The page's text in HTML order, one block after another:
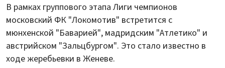
В рамках группового этапа Лиги чемпионов
московский ФК "Локомотив" встретится с
мюнхенской "Баварией", мадридским "Атлетико" и
австрийском "Зальцбургом". Это стало известно в
ходе жеребьевки в Женеве.